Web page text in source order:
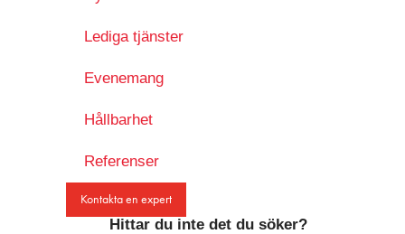
Lediga tjänster
Evenemang
Hållbarhet
Referenser
Kontakta en expert
Hittar du inte det du söker?